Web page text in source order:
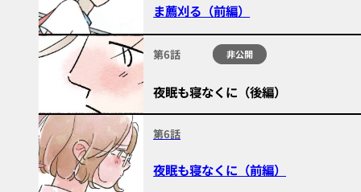
ま薦刈る（前編）
第6話 非公開
夜眠も寝なくに（後編）
第6話
夜眠も寝なくに（前編）